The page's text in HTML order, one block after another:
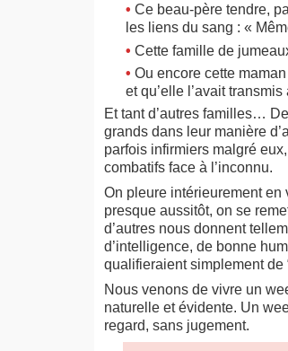
• Ce beau-père tendre,
les liens du sang : «
• Cette famille de
• Ou encore cette
et qu’elle l’avait
Et tant d’autres familles…
grands dans leur manière
parfois infirmiers malgré
combatifs face à l’inconnu.
On pleure intérieurement en
presque aussitôt, on se
d’autres nous donnent
d’intelligence, de bonne
qualifieraient simplement de
Nous venons de vivre un
naturelle et évidente. Un
regard, sans jugement.